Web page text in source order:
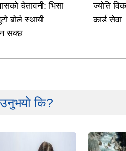
चेतावनी: भिसा
बोले स्थायी
सक्छ
ज्योति
कार्ड सेवा
कि?